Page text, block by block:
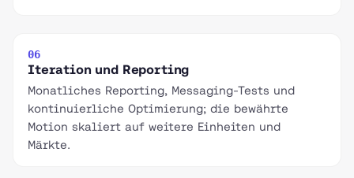
06
Iteration und Reporting
Monatliches Reporting, Messaging-Tests und
kontinuierliche Optimierung; die bewährte
Motion skaliert auf weitere Einheiten und
Märkte.